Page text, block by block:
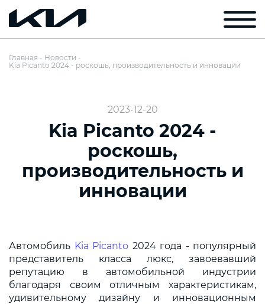
Главная
Новости
Kia Picanto 2024 - роскошь, производительность и инновации
2023-12-20
Kia Picanto 2024 -
роскошь,
производительность и
инновации
Автомобиль Kia Picanto 2024 года - популярный
представитель класса люкс, завоевавший
репутацию в автомобильной индустрии
благодаря своим отличным характеристикам,
удивительному дизайну и инновационным